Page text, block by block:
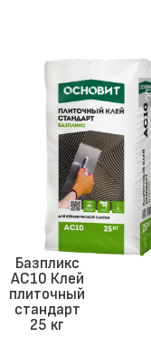
Базпликс
AC10 Клей
плиточный
стандарт
25 кг